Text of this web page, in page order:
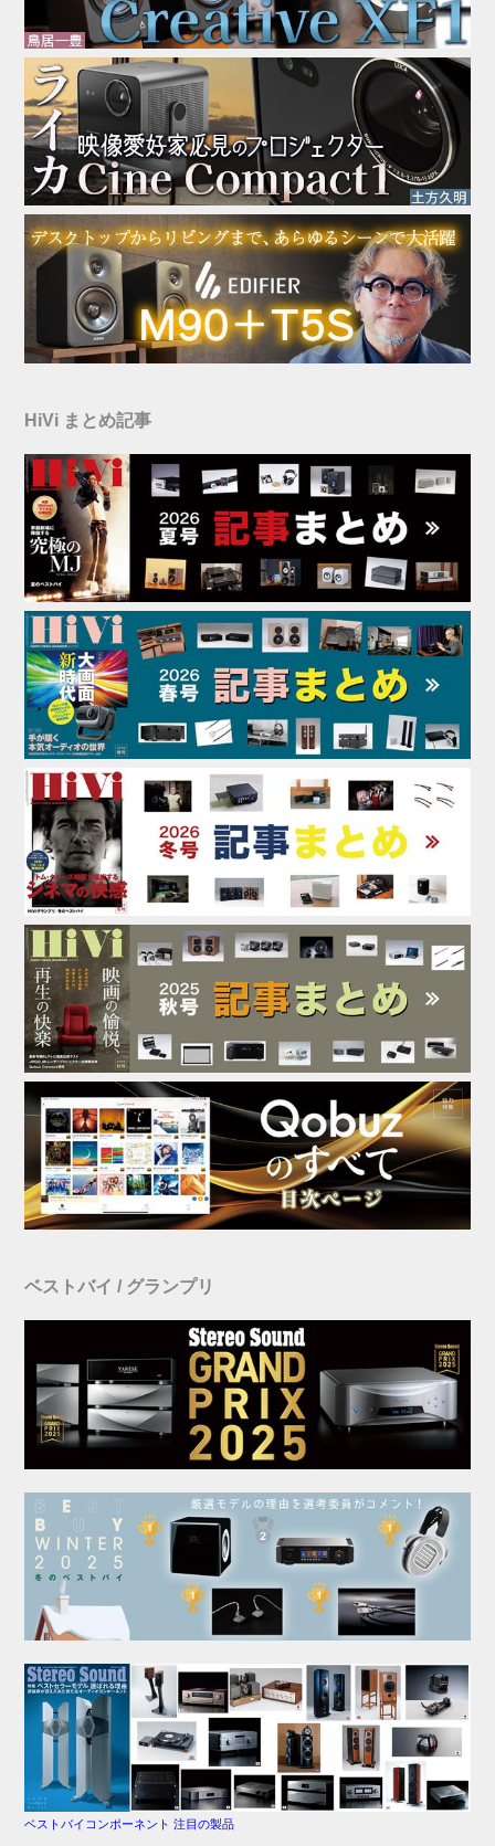
HiVi まとめ記事
ベストバイ / グランプリ
ベストバイコンポーネント 注目の製品